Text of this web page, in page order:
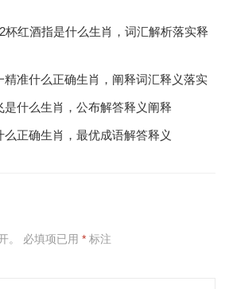
杯红酒指是什么生肖，词汇解析落实释
精准什么正确生肖，阐释词汇释义落实
是什么生肖，公布解答释义阐释
正确生肖，最优成语解答释义
。 必填项已用 *标注